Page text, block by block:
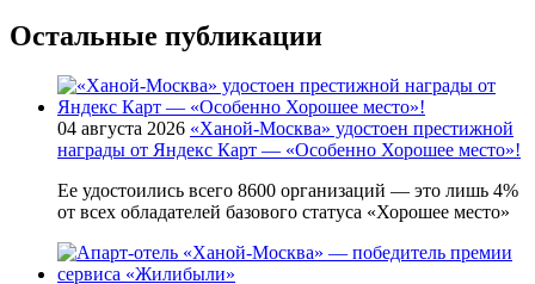
Остальные публикации
04 августа 2026 «Ханой-Москва» удостоен престижной
награды от Яндекс Карт — «Особенно Хорошее место»!
Ее удостоились всего 8600 организаций — это лишь 4%
от всех обладателей базового статуса «Хорошее место»